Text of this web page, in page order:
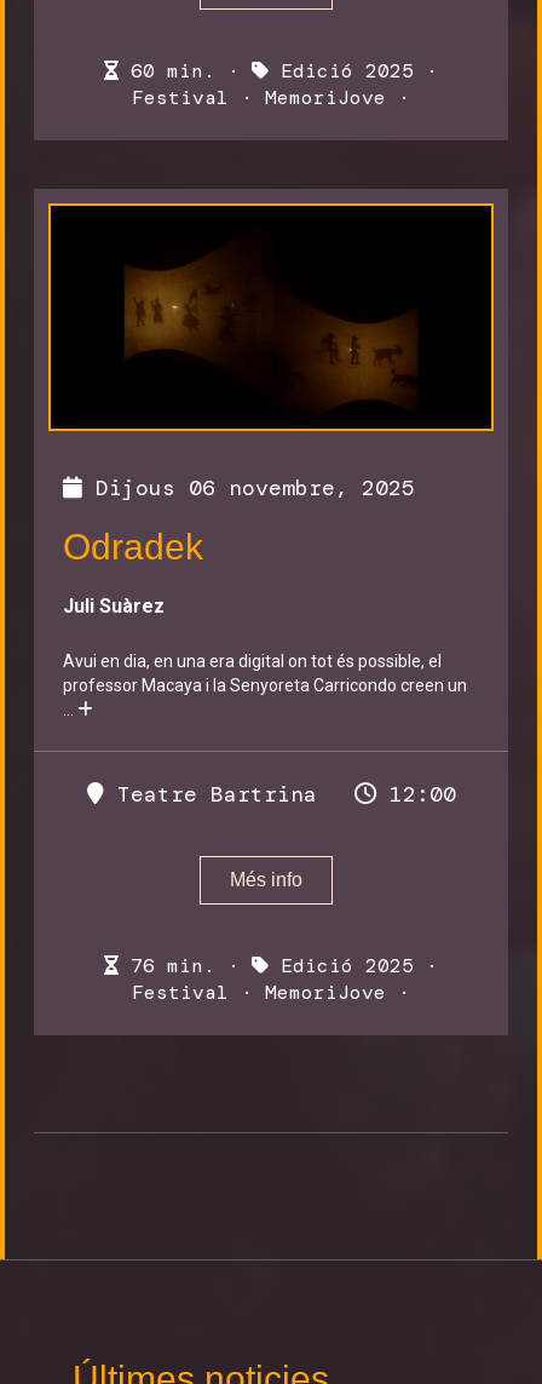
60 min. · Edició 2025 ·
Festival · MemoriJove ·
Dijous 06 novembre, 2025
Odradek
Juli Suàrez
Avui en dia, en una era digital on tot és possible, el
professor Macaya i la Senyoreta Carricondo creen un
Teatre Bartrina 12:00
Més info
76 min. · Edició 2025 ·
Festival · MemoriJove ·